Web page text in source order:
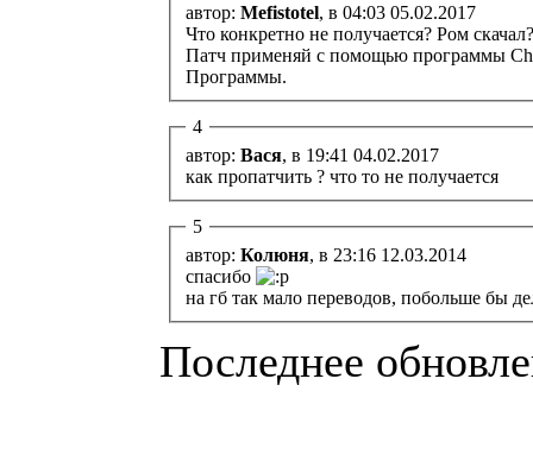
автор: Mefistotel, в 04:03 05.02.2017
Что конкретно не получается? Ром
Патч применяй с помощью программы
Программы.
4
автор: Вася, в 19:41 04.02.2017
как пропатчить ? что то не получается
5
автор: Колюня, в 23:16 12.03.2014
спасибо
на гб так мало переводов, побольше бы
Последнее